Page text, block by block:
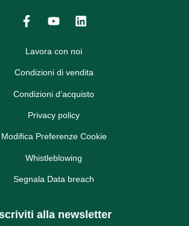
Lavora con noi
Condizioni di vendita
Condizioni d’acquisto
Privacy policy
Modifica Preferenze Cookie
Whistleblowing
Segnala Data breach
alla newsletter